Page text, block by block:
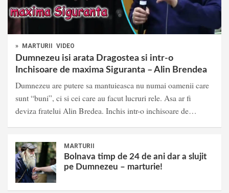
» MARTURII VIDEO
Dumnezeu isi arata Dragostea si intr-o
Inchisoare de maxima Siguranta – Alin Brendea
Dumnezeu are putere sa mantuieasca nu numai oamenii care
sunt “buni”, ci si cei care au facut lucruri rele. Asa ar fi
deviza fratelui Alin Bredea. Inchis intr-o inchisoare de…
MARTURII
Bolnava timp de 24 de ani dar a slujit
pe Dumnezeu – marturie!